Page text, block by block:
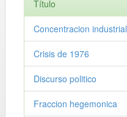
Título
Concentracion industrial
Crisis de 1976
Discurso politico
Fraccion hegemonica